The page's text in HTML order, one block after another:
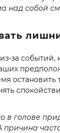
над собой
за событий,
остановить
в голове